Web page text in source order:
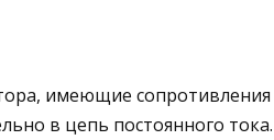
имеющие сопротивления
в цепь постоянного